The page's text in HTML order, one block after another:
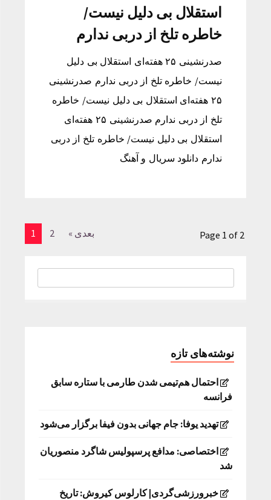
استقلال بی دلیل نیست/
خاطره تلخ از دربی ندارم
صدرنشینی ۲۵ هفته‌ای استقلال بی دلیل
نیست/ خاطره تلخ از دربی ندارم صدرنشینی
۲۵ هفته‌ای استقلال بی دلیل نیست/ خاطره
تلخ از دربی ندارم صدرنشینی ۲۵ هفته‌ای
استقلال بی دلیل نیست/ خاطره تلخ از دربی
ندارم دانلود سریال و آهنگ
1 2 بعدی » Page 1 of 2
نوشته‌های تازه
احتمال هم‌تیمی شدن طارمی با ستاره سابق
فرانسه
تهدید یوفا: جام جهانی بدون فیفا برگزار می‌شود
اختصاصی: مدافع پرسپولیس شاگرد منصوریان
شد
خبرورزشی‌گردی| کارلوس کیروش: تاریخ